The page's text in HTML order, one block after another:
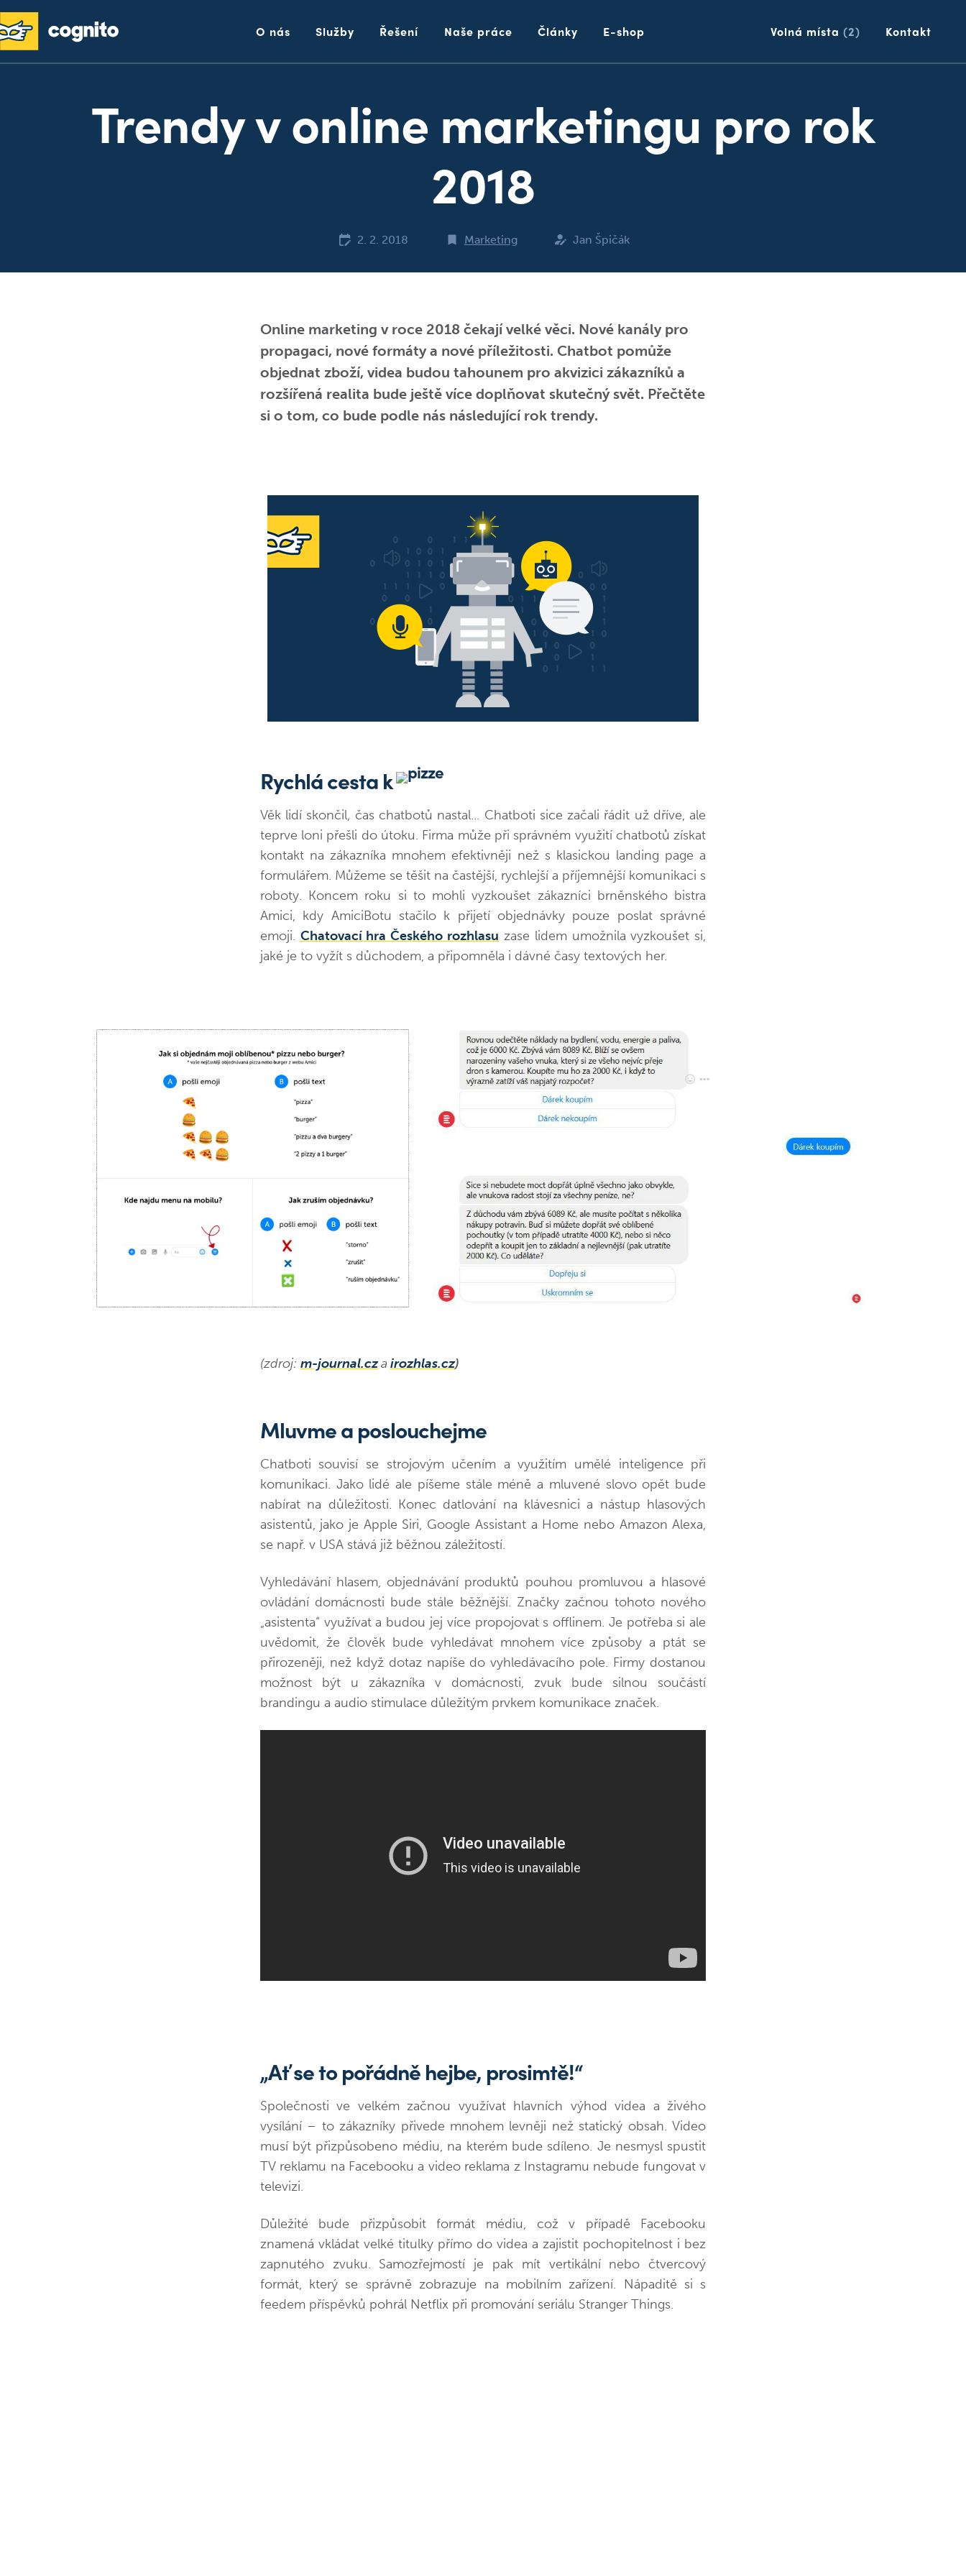
O nás Služby Řešení Naše práce Články E-shop Volná místa (2) Kontakt
Trendy v online marketingu pro rok
2018
2. 2. 2018 Marketing Jan Špičák
Online marketing v roce 2018 čekají velké věci. Nové kanály pro
propagaci, nové formáty a nové příležitosti. Chatbot pomůže
objednat zboží, videa budou tahounem pro akvizici zákazníků a
rozšířená realita bude ještě více doplňovat skutečný svět. Přečtěte
si o tom, co bude podle nás následující rok trendy.
Rychlá cesta k
Věk lidí skončil, čas chatbotů nastal... Chatboti sice začali řádit už dříve, ale
teprve loni přešli do útoku. Firma může při správném využití chatbotů získat
kontakt na zákazníka mnohem efektivněji než s klasickou landing page a
formulářem. Můžeme se těšit na častější, rychlejší a příjemnější komunikaci s
roboty. Koncem roku si to mohli vyzkoušet zákazníci brněnského bistra
Amici, kdy AmiciBotu stačilo k přijetí objednávky pouze poslat správné
emoji. Chatovací hra Českého rozhlasu zase lidem umožnila vyzkoušet si,
jaké je to vyžít s důchodem, a připomněla i dávné časy textových her.
(zdroj: m-journal.czairozhlas.cz)
Mluvme a poslouchejme
Chatboti souvisí se strojovým učením a využitím umělé inteligence při
komunikaci. Jako lidé ale píšeme stále méně a mluvené slovo opět bude
nabírat na důležitosti. Konec datlování na klávesnici a nástup hlasových
asistentů, jako je Apple Siri, Google Assistant a Home nebo Amazon Alexa,
se např. v USA stává již běžnou záležitostí.
Vyhledávání hlasem, objednávání produktů pouhou promluvou a hlasové
ovládání domácnosti bude stále běžnější. Značky začnou tohoto nového
„asistenta“ využívat a budou jej více propojovat s offlinem. Je potřeba si ale
uvědomit, že člověk bude vyhledávat mnohem více způsoby a ptát se
přirozeněji, než když dotaz napíše do vyhledávacího pole. Firmy dostanou
možnost být u zákazníka v domácnosti, zvuk bude silnou součástí
brandingu a audio stimulace důležitým prvkem komunikace značek.
„Ať se to pořádně hejbe, prosimtě!“
Společnosti ve velkém začnou využívat hlavních výhod videa a živého
vysílání – to zákazníky přivede mnohem levněji než statický obsah. Video
musí být přizpůsobeno médiu, na kterém bude sdíleno. Je nesmysl spustit
TV reklamu na Facebooku a video reklama z Instagramu nebude fungovat v
televizi.
Důležité bude přizpůsobit formát médiu, což v případě Facebooku
znamená vkládat velké titulky přímo do videa a zajistit pochopitelnost i bez
zapnutého zvuku. Samozřejmostí je pak mít vertikální nebo čtvercový
formát, který se správně zobrazuje na mobilním zařízení. Nápaditě si s
feedem příspěvků pohrál Netflix při promování seriálu Stranger Things.